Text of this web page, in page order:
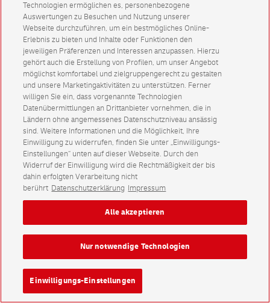
Technologien ermöglichen es, personenbezogene
Auswertungen zu Besuchen und Nutzung unserer
Webseite durchzuführen, um ein bestmögliches Online-
Erlebnis zu bieten und Inhalte oder Funktionen den
jeweiligen Präferenzen und Interessen anzupassen. Hierzu
gehört auch die Erstellung von Profilen, um unser Angebot
möglichst komfortabel und zielgruppengerecht zu gestalten
und unsere Marketingaktivitäten zu unterstützen. Ferner
willigen Sie ein, dass vorgenannte Technologien
Datenübermittlungen an Drittanbieter vornehmen, die in
Ländern ohne angemessenes Datenschutzniveau ansässig
sind. Weitere Informationen und die Möglichkeit, Ihre
Einwilligung zu widerrufen, finden Sie unter „Einwilligungs-
Einstellungen“ unten auf dieser Webseite. Durch den
Widerruf der Einwilligung wird die Rechtmäßigkeit der bis
dahin erfolgten Verarbeitung nicht
berührt Datenschutzerklärung Impressum
Einwilligungs-Einstellungen
Nur notwendige Technologien
Alle akzeptieren